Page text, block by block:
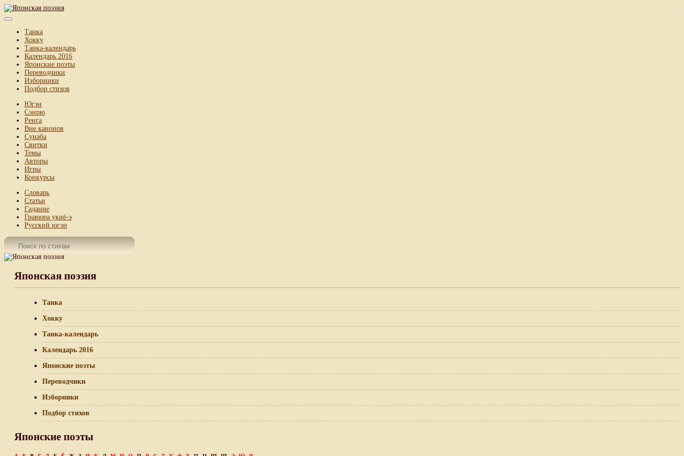
Танка
Хокку
Танка-календарь
Календарь 2016
Японские поэты
Переводчики
Изборники
Подбор стихов
Югэн
Сэнрю
Ренга
Вне канонов
Сунаба
Свитки
Темы
Авторы
Игры
Конкурсы
Словарь
Статьи
Гадание
Гравюра укиё-э
Русский югэн
Японская поэзия
Танка
Хокку
Танка-календарь
Календарь 2016
Японские поэты
Переводчики
Изборники
Подбор стихов
Японские поэты